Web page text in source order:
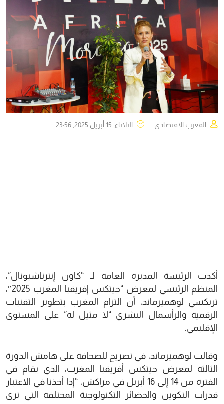
المغرب الاقتصادي الثلاثاء, 15 أبريل 2025, 23:56
أكدت الرئيسة المديرة العامة لـ “كاون إنترناشيونال”،
المنظم الرئيسي لمعرض “جيتكس إفريقيا المغرب 2025″،
تريكسي لوهميرماند، أن التزام المغرب بتطوير التقنيات
الرقمية والرأسمال البشري “لا مثيل له” على المستوى
الإقليمي.
وقالت لوهميرماند، في تصريح للصحافة على هامش الدورة
الثالثة لمعرض جيتكس أفريقيا المغرب، الذي يقام في
الفترة من 14 إلى 16 أبريل في مراكش، “إذا أخذنا في الاعتبار
قدرات التكوين والحضائر التكنولوجية المختلفة التي ترى